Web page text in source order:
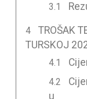
TROŠAK
TURSKOJ
u